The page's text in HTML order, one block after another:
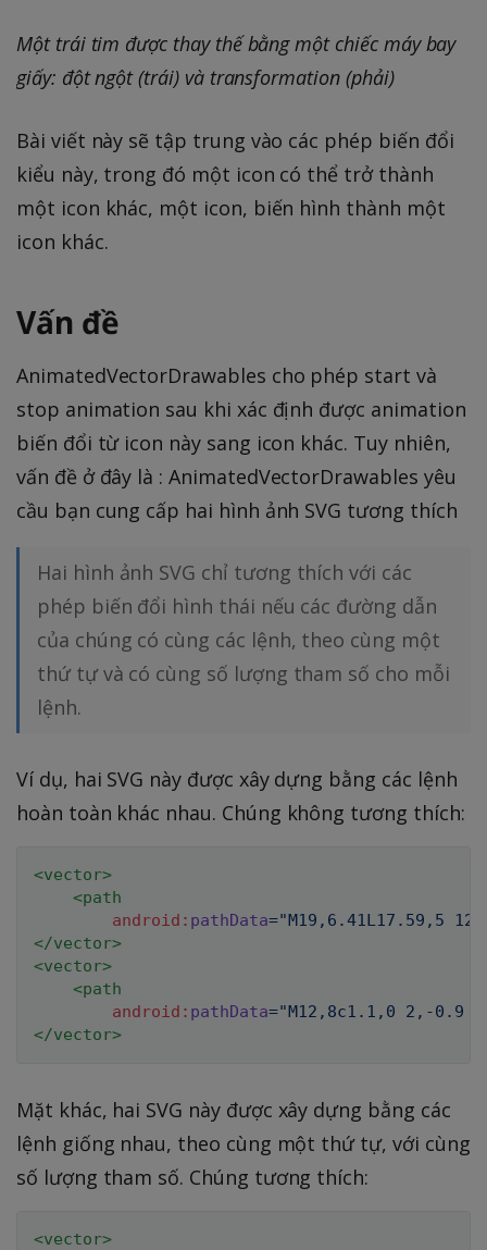
Một trái tim được thay thế bằng một chiếc máy bay
giấy: đột ngột (trái) và transformation (phải)
Bài viết này sẽ tập trung vào các phép biến đổi
kiểu này, trong đó một icon có thể trở thành
một icon khác, một icon, biến hình thành một
icon khác.
Vấn đề
AnimatedVectorDrawables cho phép start và
stop animation sau khi xác định được animation
biến đổi từ icon này sang icon khác. Tuy nhiên,
vấn đề ở đây là : AnimatedVectorDrawables yêu
cầu bạn cung cấp hai hình ảnh SVG tương thích
Hai hình ảnh SVG chỉ tương thích với các
phép biến đổi hình thái nếu các đường dẫn
của chúng có cùng các lệnh, theo cùng một
thứ tự và có cùng số lượng tham số cho mỗi
lệnh.
Ví dụ, hai SVG này được xây dựng bằng các lệnh
hoàn toàn khác nhau. Chúng không tương thích:
<vector>
<path
android: pathData="M19,6.41L17.59,5
</vector>
<vector>
<path
android: pathData="M12,8c1.1,0 2,-0.9
</vector>
Mặt khác, hai SVG này được xây dựng bằng các
lệnh giống nhau, theo cùng một thứ tự, với cùng
số lượng tham số. Chúng tương thích:
<vector>